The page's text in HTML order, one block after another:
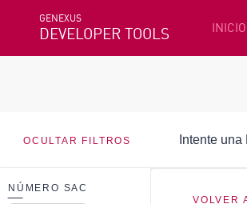
GENEXUS
DEVELOPER TOOLS INICIO